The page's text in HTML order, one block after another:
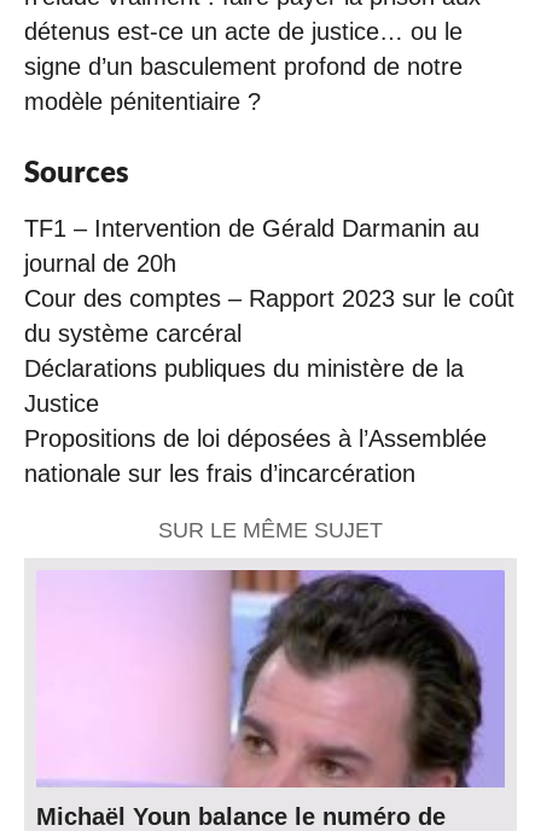
détenus est-ce un acte de justice… ou le
signe d’un basculement profond de notre
modèle pénitentiaire ?
Sources
TF1 – Intervention de Gérald Darmanin au
journal de 20h
Cour des comptes – Rapport 2023 sur le coût
du système carcéral
Déclarations publiques du ministère de la
Justice
Propositions de loi déposées à l’Assemblée
nationale sur les frais d’incarcération
SUR LE MÊME SUJET
Michaël Youn balance le numéro de